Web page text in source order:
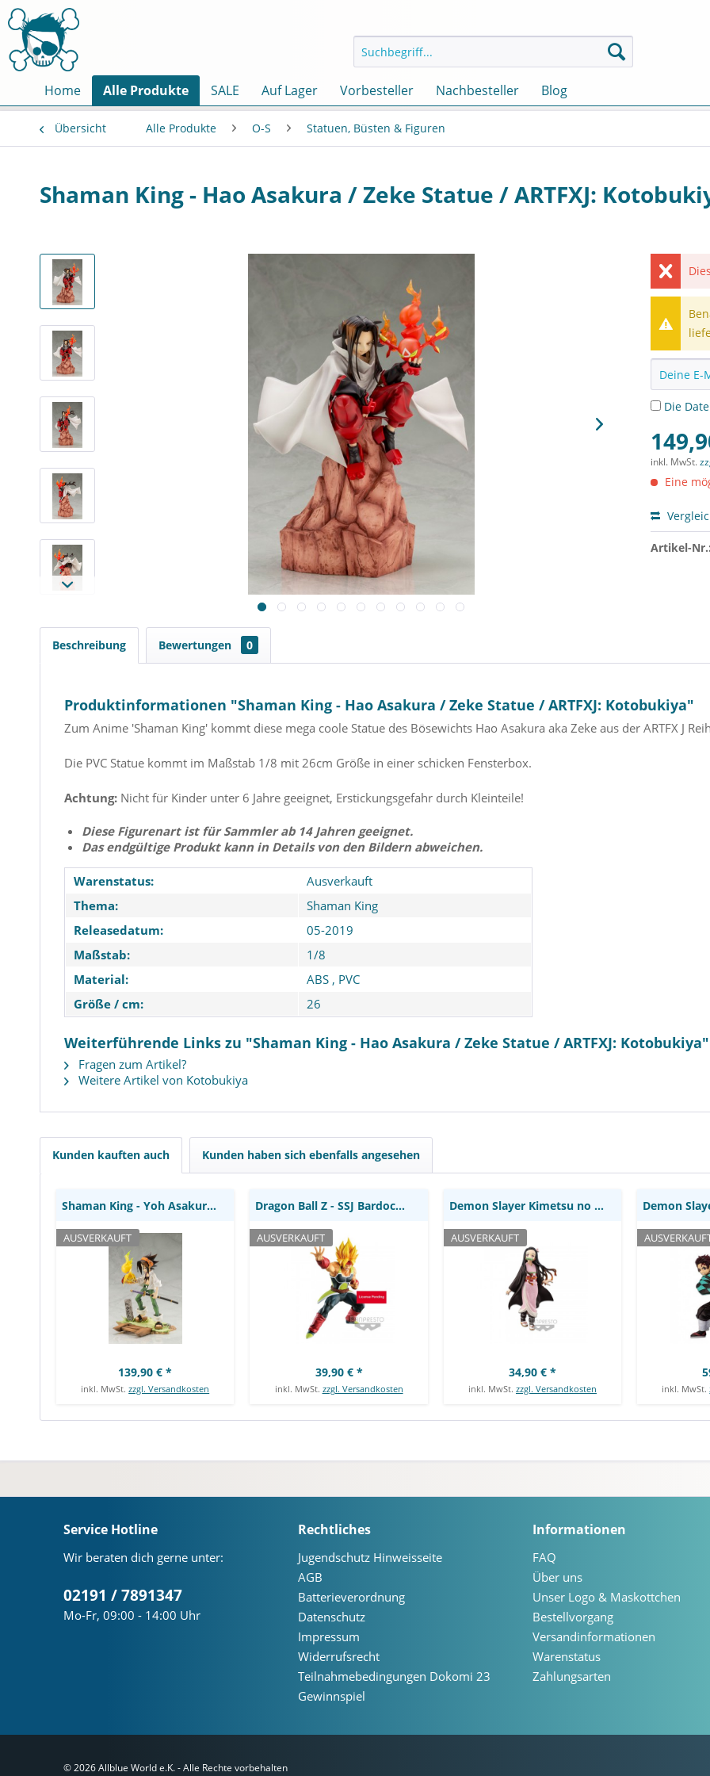
Home Alle Produkte SALE Auf Lager Vorbesteller Nachbesteller Blog
Übersicht Alle Produkte O-S Statuen, Büsten & Figuren
Shaman King - Hao Asakura / Zeke Statue / ARTFXJ:
Die
inkl. MwSt.
Eine
Artikel-Nr.:
Beschreibung Bewertungen 0
Produktinformationen "Shaman King - Hao Asakura / Zeke Statue / ARTFXJ: Kotobukiya"
Zum Anime 'Shaman King' kommt diese mega coole Statue des Bösewichts Hao Asakura aka Zeke aus der ARTFX J
Die PVC Statue kommt im Maßstab 1/8 mit 26cm Größe in einer schicken Fensterbox.
Achtung: Nicht für Kinder unter 6 Jahre geeignet, Erstickungsgefahr durch Kleinteile!
Diese Figurenart ist für Sammler ab 14 Jahren geeignet.
Das endgültige Produkt kann in Details von den Bildern abweichen.
Warenstatus:
Ausverkauft
Thema:
Shaman King
Releasedatum:
05-2019
Maßstab:
1/8
Material:
ABS , PVC
Größe / cm:
26
Weiterführende Links zu "Shaman King - Hao Asakura / Zeke Statue / ARTFXJ: Kotobukiya"
Fragen zum Artikel?
Weitere Artikel von Kotobukiya
Kunden kauften auch Kunden haben sich ebenfalls angesehen
Shaman King - Yoh Asakura
AUSVERKAUFT
Shaman King - Yoh Asakura Statue / ARTFXJ:...
139,90 € *
inkl. MwSt.zzgl. Versandkosten
AUSVERKAUFT
Dragon Ball Z - SSJ Bardock Figur / Posing...
39,90 € *
inkl. MwSt. zzgl. Versandkosten
AUSVERKAUFT
Demon Slayer Kimetsu no Yaiba - Nezuko Kamado...
34,90 € *
inkl. MwSt. zzgl. Versandkosten inkl. MwSt.
Service Hotline
Wir beraten dich gerne unter:
02191 / 7891347
Mo-Fr, 09:00 - 14:00 Uhr
Rechtliches
Jugendschutz Hinweisseite
AGB
Batterieverordnung
Datenschutz
Impressum
Widerrufsrecht
Teilnahmebedingungen Dokomi 23
Gewinnspiel
Informationen
FAQ
Über uns
Unser Logo & Maskottchen
Bestellvorgang
Versandinformationen
Warenstatus
Zahlungsarten
© 2026 Allblue World e.K. - Alle Rechte vorbehalten